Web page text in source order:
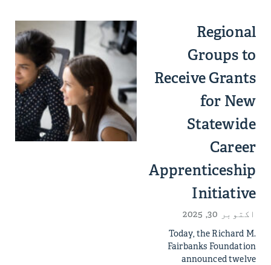
Regional
Groups to
Receive Grants
for New
Statewide
Career
Apprenticeship
Initiative
اکتوبر 30, 2025
Today, the Richard M.
Fairbanks Foundation
announced twelve